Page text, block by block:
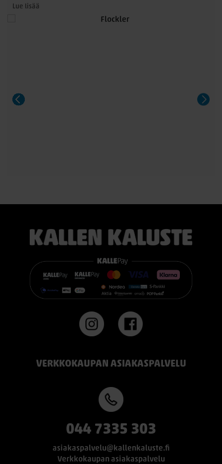
muotoilun ja käytännöllisyyden. Morten Svendsenin
suunnittelemassa pöydässä on kauniisti muotoillut
massiivitammijalat ja useita laadukkaita kansivaihtoehtoja.
illallisiin.
Lue lisää
VERKKOKAUPAN ASIAKASPALVELU
044 7335 303
asiakaspalvelu@kallenkaluste.fi
Verkkokaupan asiakaspalvelu